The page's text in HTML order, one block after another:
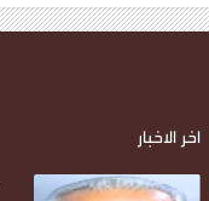
t
e
l
s
A
g
r
e
n
اخر الاخبار